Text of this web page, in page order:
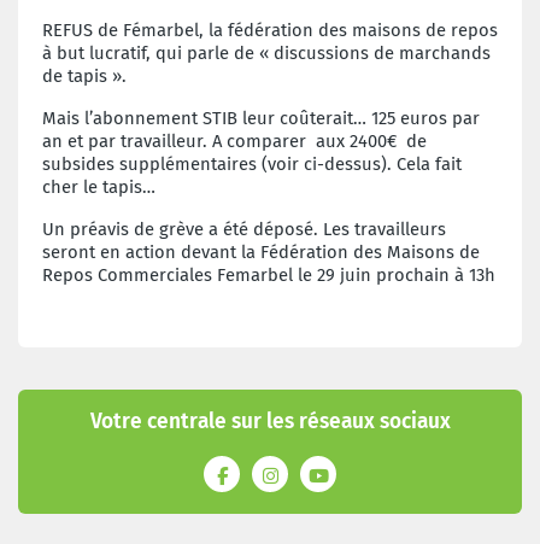
REFUS de Fémarbel, la fédération des maisons de repos
à but lucratif, qui parle de « discussions de marchands
de tapis ».
Mais l’abonnement STIB leur coûterait… 125 euros par
an et par travailleur. A comparer aux 2400€ de
subsides supplémentaires (voir ci-dessus). Cela fait
cher le tapis…
Un préavis de grève a été déposé. Les travailleurs
seront en action devant la Fédération des Maisons de
Repos Commerciales Femarbel le 29 juin prochain à 13h
Votre centrale sur les réseaux sociaux